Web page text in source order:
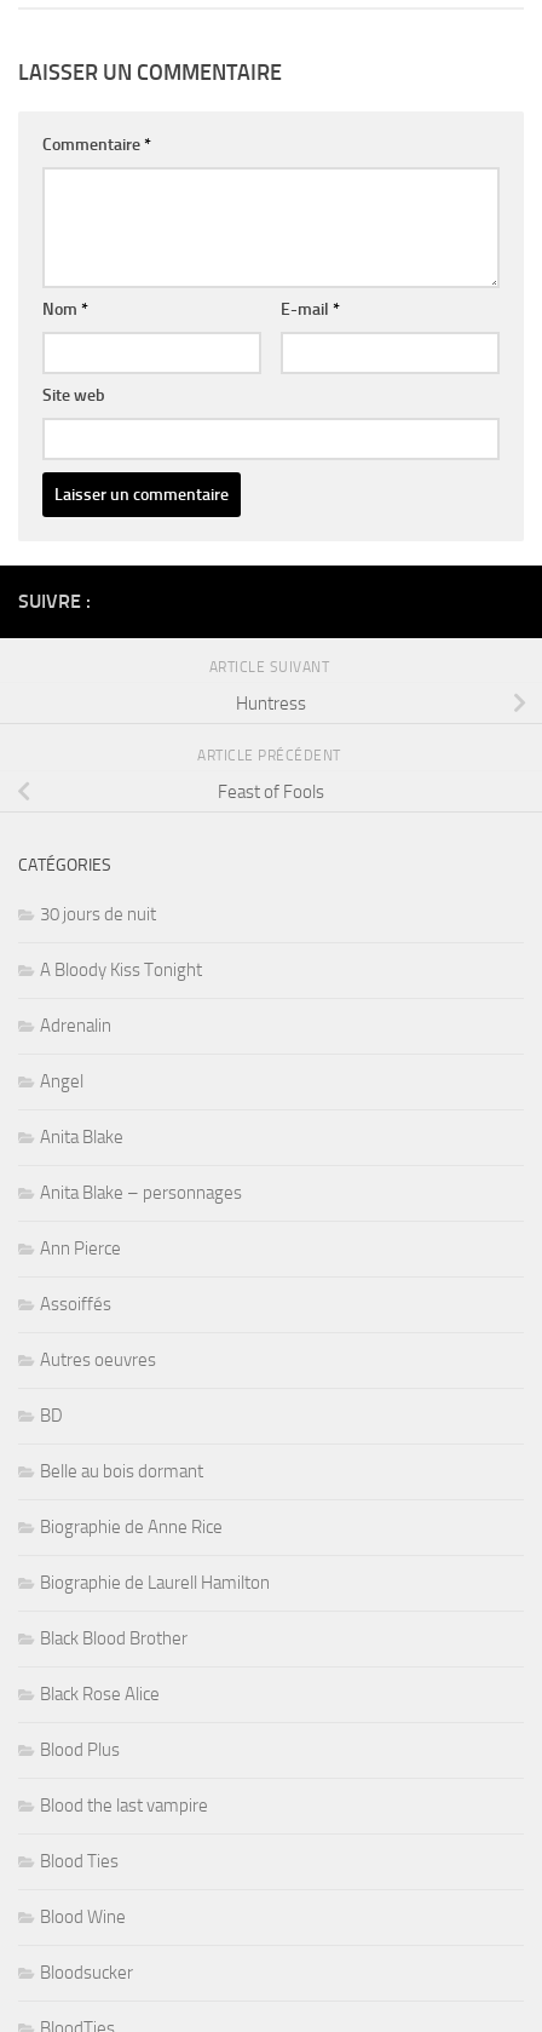
LAISSER UN COMMENTAIRE
Commentaire*
Nom * E-mail *
Site web
SUIVRE :
ARTICLE SUIVANT
Huntress
ARTICLE PRÉCÉDENT
Feast of Fools
CATÉGORIES
30 jours de nuit
A Bloody Kiss Tonight
Adrenalin
Angel
Anita Blake
Anita Blake – personnages
Ann Pierce
Assoiffés
Autres oeuvres
BD
Belle au bois dormant
Biographie de Anne Rice
Biographie de Laurell Hamilton
Black Blood Brother
Black Rose Alice
Blood Plus
Blood the last vampire
Blood Ties
Blood Wine
Bloodsucker